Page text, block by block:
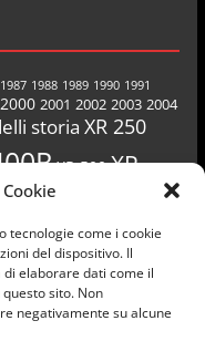
tecnologie come i cookie
del dispositivo. Il
elaborare dati come il
sito. Non
negativamente su alcune
1987 1988 1989 1990 1991
2000 2001 2002 2003 2004
storia XR 250
XR 500 XR